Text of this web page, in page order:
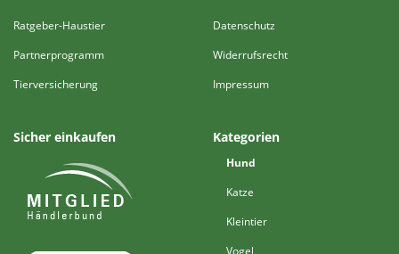
Ratgeber-Haustier
Partnerprogramm
Tierversicherung
Datenschutz
Widerrufsrecht
Impressum
Sicher einkaufen Kategorien
Hund
Katze
Kleintier
Vogel